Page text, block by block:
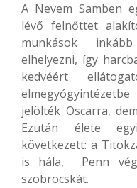
A Nevem Samben
lévő felnőttet
munkások
elhelyezni, így
kedvéért
jelölték Oscarra,
Ezután élete
következett: a
is hála, Penn
szobrocskát.